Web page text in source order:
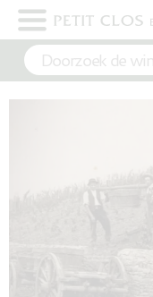
WIT
MOUSSEREND